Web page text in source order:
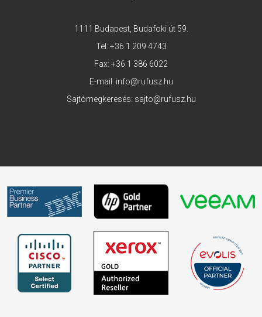
1111 Budapest, Budafoki út 59.
Tel: +36 1 209 4743
Fax: +36 1 386 6022
E-mail: info@rufusz.hu
Sajtómegkeresés: sajto@rufusz.hu